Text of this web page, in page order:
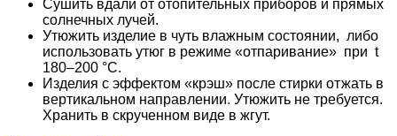
Сушить вдали от отопительных приборов и прямых
солнечных лучей.
Утюжить изделие в чуть влажным состоянии, либо
использовать утюг в режиме «отпаривание» при t
180–200 °С.
Изделия с эффектом «крэш» после стирки отжать в
вертикальном направлении. Утюжить не требуется.
Хранить в скрученном виде в жгут.